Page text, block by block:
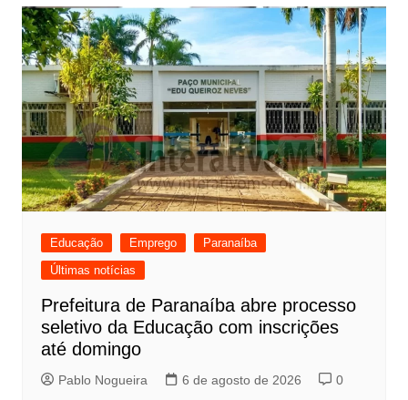
Educação Emprego
Paranaíba
Últimas notícias
Prefeitura de Paranaíba abre processo
seletivo da Educação com inscrições
até domingo
Pablo Nogueira 6 de agosto de 2026 0